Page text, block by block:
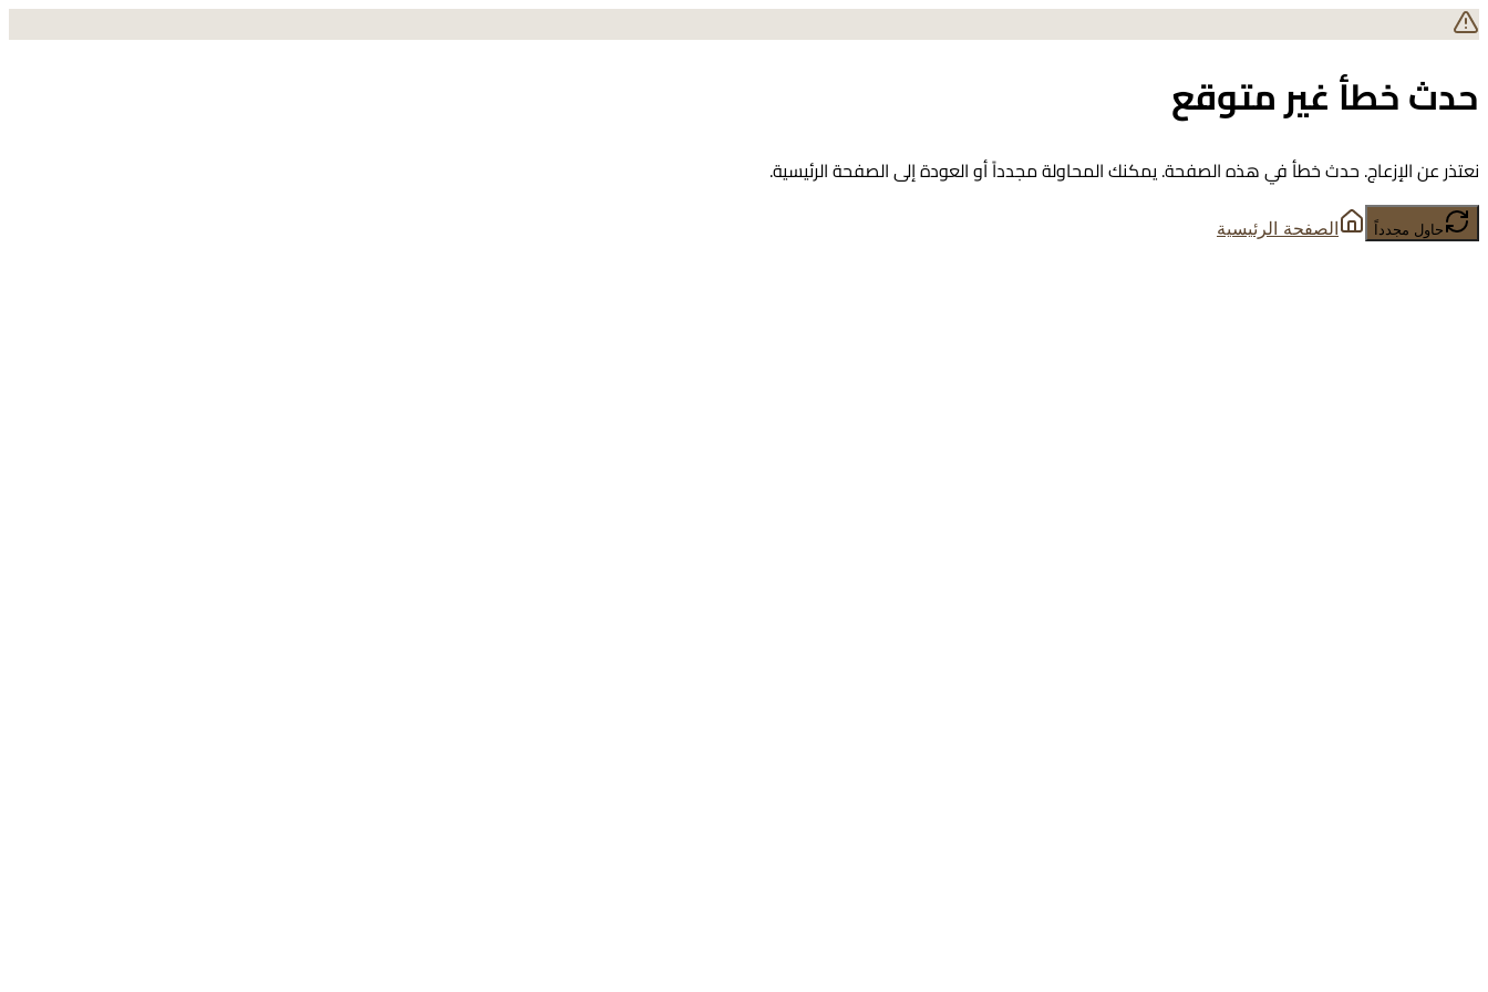
حدث خطأ غير متوقع
نعتذر عن الإزعاج. حدث خطأ في هذه الصفحة. يمكنك المحاولة مجدداً أو العودة إلى الصفحة الرئيسية.
حاول مجدداً الصفحة الرئيسية